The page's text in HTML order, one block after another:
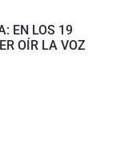
EN LOS 19
OÍR LA VOZ